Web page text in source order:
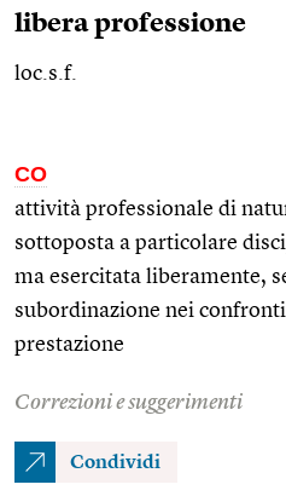
libera professione
loc.s.f.
CO
attività professionale di
sottoposta a particolare
ma esercitata liberamente,
subordinazione nei
prestazione
Correzioni e suggerimenti
Condividi